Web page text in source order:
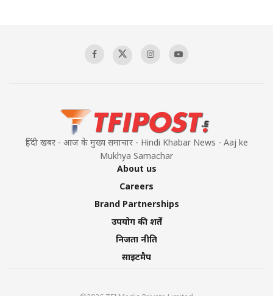
हिंदी खबर - आज के मुख्य समाचार - Hindi Khabar News - Aaj ke
Mukhya Samachar
About us
Careers
Brand Partnerships
उपयोग की शर्तें
निजता नीति
साइटमैप